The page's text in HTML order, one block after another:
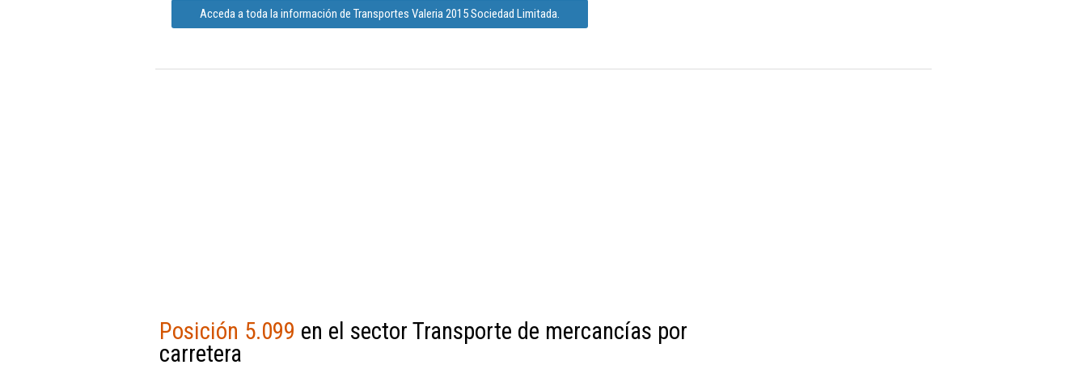
Acceda a toda la información de Transportes Valeria 2015 Sociedad Limitada.
Posición 5.099 en el sector Transporte de mercancías por
carretera